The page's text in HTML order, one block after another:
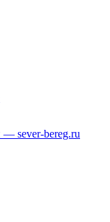
sever-bereg.ru